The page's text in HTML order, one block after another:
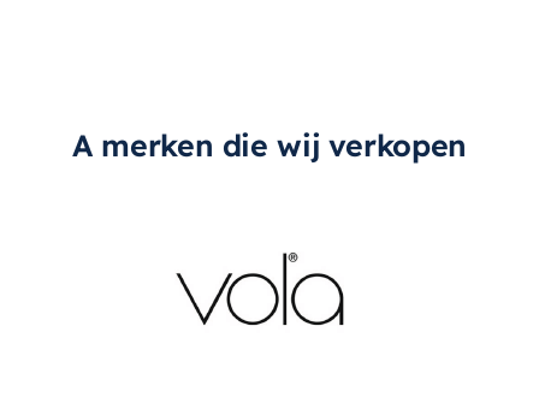
A merken die wij verkopen